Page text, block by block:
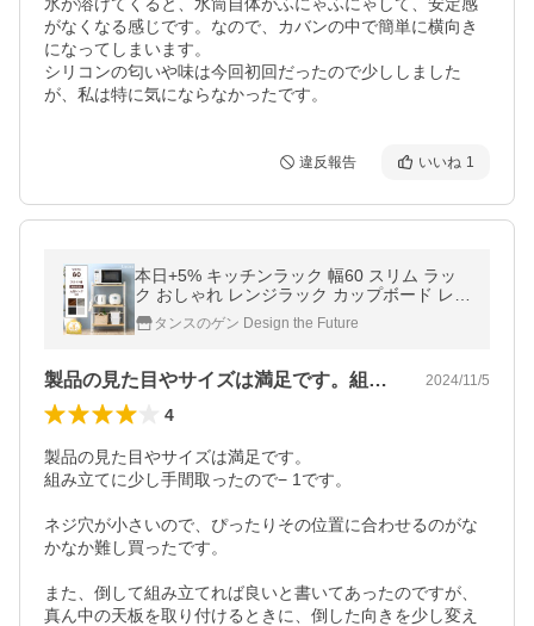
がなくなる感じです。なので、カバンの中で簡単に横向き
になってしまいます。
シリコンの匂いや味は今回初回だったので少ししました
が、私は特に気にならなかったです。
違反報告 いいね 1
本日+5% キッチンラック 幅60 スリム ラッ
ク おしゃれ レンジラック カップボード レン
ジ台 食器棚 キッチン収納 ロータイプ 北欧
台所 収納 スチール
タンスのゲン Design the Future
製品の見た目やサイズは満足です。組み立… 2024/11/5
4
製品の見た目やサイズは満足です。
組み立てに少し手間取ったので− 1です。
ネジ穴が小さいので、ぴったりその位置に合わせるのがな
かなか難し買ったです。
また、倒して組み立てれば良いと書いてあったのですが、
真ん中の天板を取り付けるときに、倒した向きを少し変え